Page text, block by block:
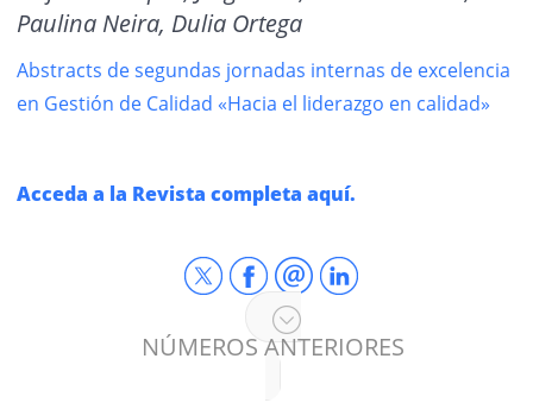
Paulina Neira, Dulia Ortega
Abstracts de segundas jornadas internas de excelencia
en Gestión de Calidad «Hacia el liderazgo en calidad»
Acceda a la Revista completa aquí.
NÚMEROS ANTERIORES